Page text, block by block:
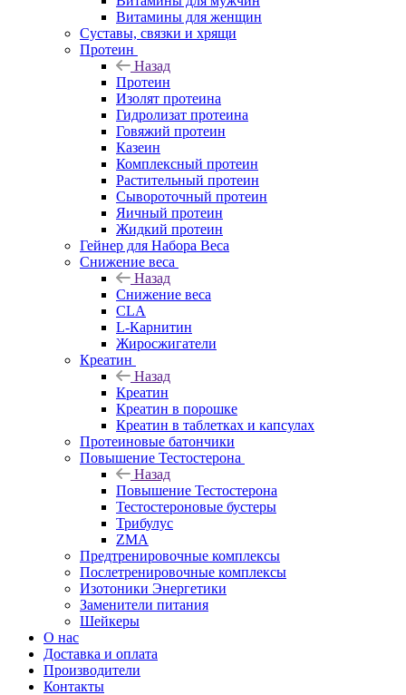
Витамины для женщин
Суставы, связки и хрящи
Протеин
Назад
Протеин
Изолят протеина
Гидролизат протеина
Говяжий протеин
Казеин
Комплексный протеин
Растительный протеин
Сывороточный протеин
Яичный протеин
Жидкий протеин
Гейнер для Набора Веса
Снижение веса
Назад
Снижение веса
CLA
L-Карнитин
Жиросжигатели
Креатин
Назад
Креатин
Креатин в порошке
Креатин в таблетках и капсулах
Протеиновые батончики
Повышение Тестостерона
Назад
Повышение Тестостерона
Тестостероновые бустеры
Трибулус
ZMA
Предтренировочные комплексы
Послетренировочные комплексы
Изотоники Энергетики
Заменители питания
Шейкеры
О нас
Доставка и оплата
Производители
Контакты